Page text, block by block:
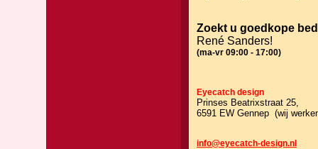
Zoekt u goedkope
René Sanders!
(ma-vr 09:00 - 17:00)
Eyecatch design
Prinses Beatrixstraat 25,
6591 EW Gennep (wij
info@eyecatch-design.nl